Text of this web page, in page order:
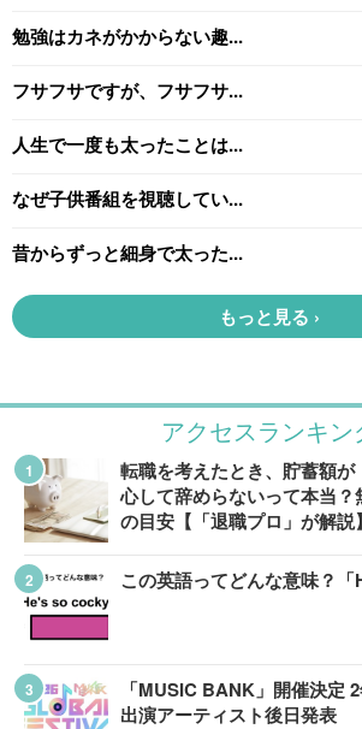
アクセスランキン
転職を考えたとき、貯蓄額
心して辞めらないって本当
の目安【「退職プロ」が解説】
この英語ってどんな意味？「
「MUSIC BANK」開催決定
出演アーティスト後日発表